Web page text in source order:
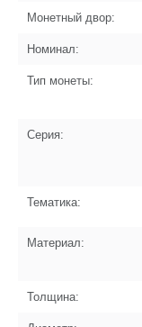
Монетный двор:
Номинал:
Тип монеты:
Серия:
Тематика:
Материал:
Толщина: